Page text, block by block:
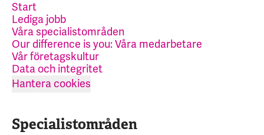
Start
Lediga jobb
Våra specialistområden
Our difference is you: Våra medarbetare
Vår företagskultur
Data och integritet
Hantera cookies
Specialistområden